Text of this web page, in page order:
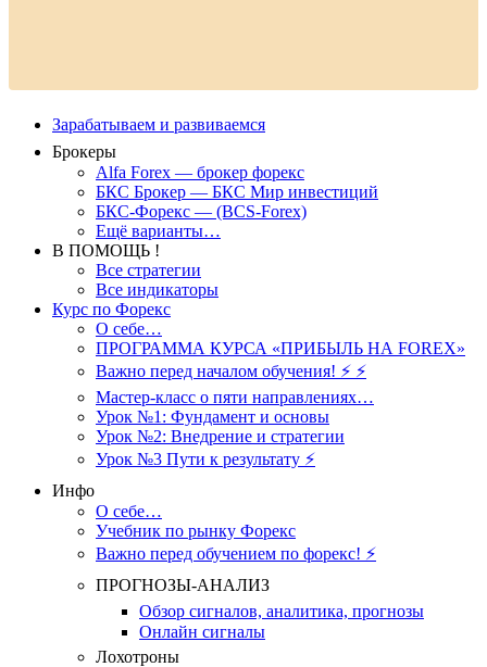
Зарабатываем и развиваемся
Брокеры
Alfa Forex — брокер форекс
БКС Брокер — БКС Мир инвестиций
БКС-Форекс — (BCS-Forex)
Ещё варианты…
В ПОМОЩЬ !
Все стратегии
Все индикаторы
Курс по Форекс
О себе…
ПРОГРАММА КУРСА «ПРИБЫЛЬ НА FOREX»
Важно перед началом обучения! ⚡ ⚡
Мастер-класс о пяти направлениях…
Урок №1: Фундамент и основы
Урок №2: Внедрение и стратегии
Урок №3 Пути к результату ⚡️
Инфо
О себе…
Учебник по рынку Форекс
Важно перед обучением по форекс! ⚡
ПРОГНОЗЫ-АНАЛИЗ
Обзор сигналов, аналитика, прогнозы
Онлайн сигналы
Лохотроны